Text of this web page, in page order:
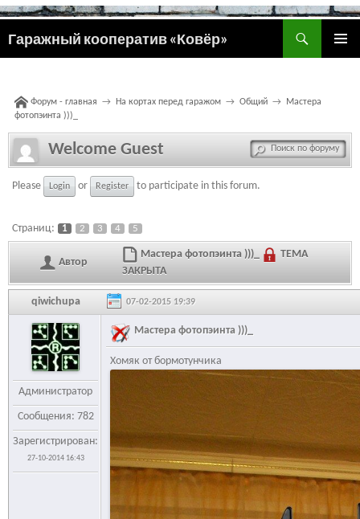
Гаражный кооператив «Ковёр»
ПЕРЕЙТИ
Форум - главная → На кортах перед гаражом → Общий →
Мастера
фотопэинта )))_
Welcome Guest
Please Login or Register to participate in this forum.
Страниц: 1 2 3 4 5
Автор
Мастера фотопэинта )))_
ТЕМА
ЗАКРЫТА
qiwichupa 07-02-2015 19:39
Администратор
Сообщения: 782
Зарегистрирован:
27-10-2014 16:43
Мастера фотопэинта )))_
Хомяк от бормотунчика